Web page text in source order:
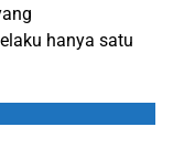
hanya satu